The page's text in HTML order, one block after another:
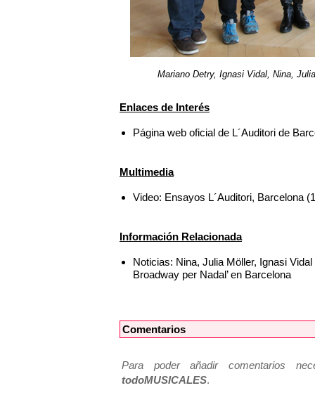
Mariano Detry, Ignasi Vidal, Nina,
Enlaces de Interés
Página web oficial de L´Auditori de
Multimedia
Video: Ensayos L´Auditori, Barcelona
Información Relacionada
Noticias: Nina, Julia Möller, Ignasi
Broadway per Nadal’ en Barcelona
Comentarios
Para poder añadir comentarios
todoMUSICALES.